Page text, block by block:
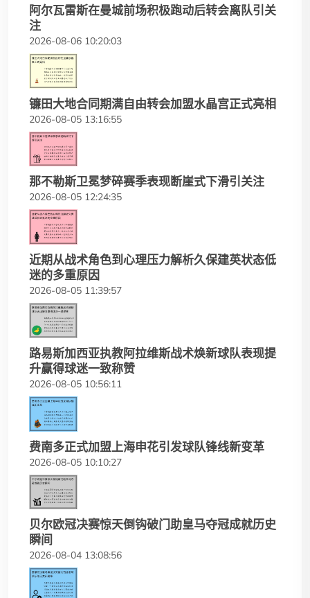
阿尔瓦雷斯在曼城前场积极跑动后转会离队引关
注
2026-08-06 10:20:03
镰田大地合同期满自由转会加盟水晶宫正式亮相
2026-08-05 13:16:55
那不勒斯卫冕梦碎赛季表现断崖式下滑引关注
2026-08-05 12:24:35
近期从战术角色到心理压力解析久保建英状态低
迷的多重原因
2026-08-05 11:39:57
路易斯加西亚执教阿拉维斯战术焕新球队表现提
升赢得球迷一致称赞
2026-08-05 10:56:11
费南多正式加盟上海申花引发球队锋线新变革
2026-08-05 10:10:27
贝尔欧冠决赛惊天倒钩破门助皇马夺冠成就历史
瞬间
2026-08-04 13:08:56